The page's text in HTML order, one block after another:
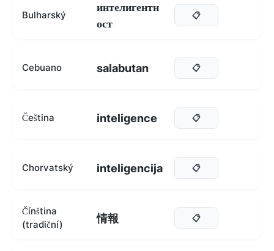
Bulharský
интелигентн
ост
📋
Cebuano salabutan 📋
Čeština inteligence 📋
Chorvatský inteligencija 📋
Čínština
(tradiční)
情報 📋